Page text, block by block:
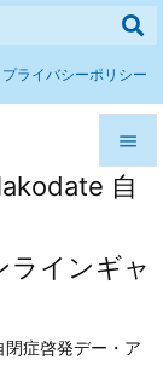
自
インギャ
症啓発デー・ア



前へ
次へ
プライバシーポリシー